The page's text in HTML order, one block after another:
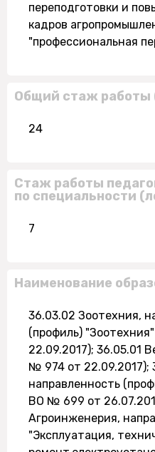
переподготовки и
кадров
"профессиональная
Общий стаж работы
24
Стаж работы
по специальности
7
Наименование
36.03.02 Зоотехния,
(профиль)
22.09.2017); 36.05.01
№ 974 от 22.09.2017);
направленность
ВО № 699 от
Агроинженерия,
"Эксплуатация,